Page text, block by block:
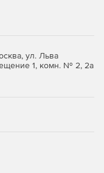
неизвестных
ул. Льва
1, комн. № 2, 2а